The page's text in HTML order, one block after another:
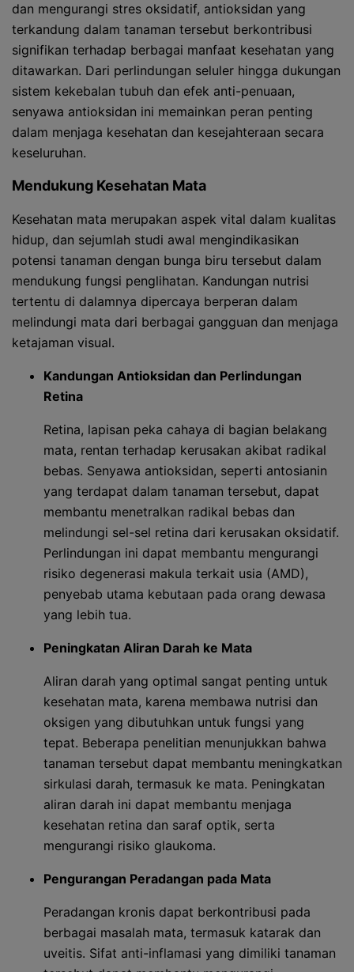
dan mengurangi stres oksidatif, antioksidan yang
terkandung dalam tanaman tersebut berkontribusi
signifikan terhadap berbagai manfaat kesehatan yang
ditawarkan. Dari perlindungan seluler hingga dukungan
sistem kekebalan tubuh dan efek anti-penuaan,
senyawa antioksidan ini memainkan peran penting
dalam menjaga kesehatan dan kesejahteraan secara
keseluruhan.
Mendukung Kesehatan Mata
Kesehatan mata merupakan aspek vital dalam kualitas
hidup, dan sejumlah studi awal mengindikasikan
potensi tanaman dengan bunga biru tersebut dalam
mendukung fungsi penglihatan. Kandungan nutrisi
tertentu di dalamnya dipercaya berperan dalam
melindungi mata dari berbagai gangguan dan menjaga
ketajaman visual.
Kandungan Antioksidan dan Perlindungan
Retina
Retina, lapisan peka cahaya di bagian belakang
mata, rentan terhadap kerusakan akibat radikal
bebas. Senyawa antioksidan, seperti antosianin
yang terdapat dalam tanaman tersebut, dapat
membantu menetralkan radikal bebas dan
melindungi sel-sel retina dari kerusakan oksidatif.
Perlindungan ini dapat membantu mengurangi
risiko degenerasi makula terkait usia (AMD),
penyebab utama kebutaan pada orang dewasa
yang lebih tua.
Peningkatan Aliran Darah ke Mata
Aliran darah yang optimal sangat penting untuk
kesehatan mata, karena membawa nutrisi dan
oksigen yang dibutuhkan untuk fungsi yang
tepat. Beberapa penelitian menunjukkan bahwa
tanaman tersebut dapat membantu meningkatkan
sirkulasi darah, termasuk ke mata. Peningkatan
aliran darah ini dapat membantu menjaga
kesehatan retina dan saraf optik, serta
mengurangi risiko glaukoma.
Pengurangan Peradangan pada Mata
Peradangan kronis dapat berkontribusi pada
berbagai masalah mata, termasuk katarak dan
uveitis. Sifat anti-inflamasi yang dimiliki tanaman